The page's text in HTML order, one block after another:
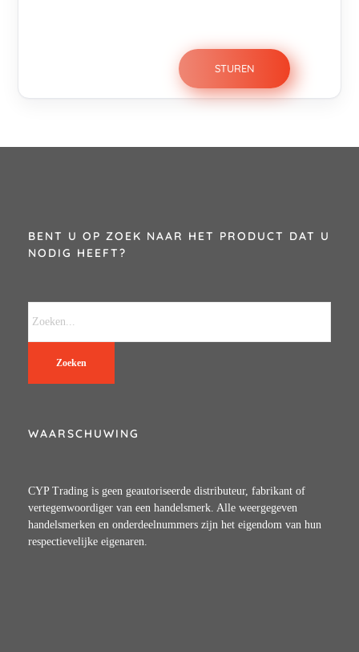
BENT U OP ZOEK NAAR HET PRODUCT DAT U
NODIG HEEFT?
Zoeken
WAARSCHUWING
CYP Trading is geen geautoriseerde distributeur, fabrikant of
vertegenwoordiger van een handelsmerk. Alle weergegeven
handelsmerken en onderdeelnummers zijn het eigendom van hun
respectievelijke eigenaren.